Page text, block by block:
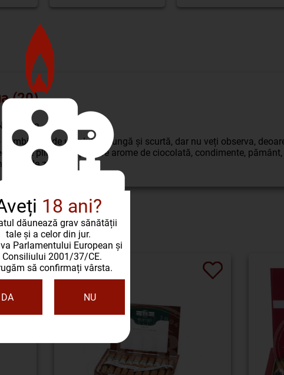
18 ani?
dăunează grav sănătății
tale și a celor din jur.
Parlamentului European și
Consiliului 2001/37/CE.
să confirmați vârsta.
DA NU
(20)
de umplutură lungă și scurtă, dar nu veți observa,
spre plin de corp și are arome de ciocolată, condimente,
dvs. de zi cu zi.
SIMILARE